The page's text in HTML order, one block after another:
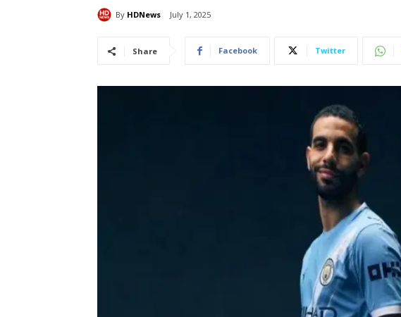
By HDNews July 1, 2025
Share Facebook Twitter